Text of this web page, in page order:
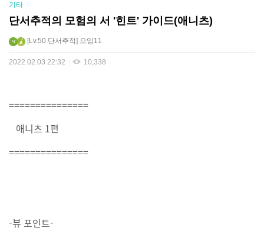
기타
단서추적의 모험의 서 '힌트' 가이드(애니츠)
Lv.50 단서추적 으잉11
2022.02.03 22:32 10,338
===============
애니츠 1편
===============
-뷰 포인트-